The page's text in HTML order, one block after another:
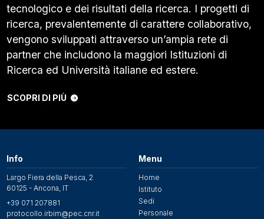
tecnologico e dei risultati della ricerca. I progetti di
ricerca, prevalentemente di carattere collaborativo,
vengono sviluppati attraverso un’ampia rete di
partner che includono la maggiori Istituzioni di
Ricerca ed Università italiane ed estere.
SCOPRI DI PIÙ
Info
Largo Fiera della Pesca, 2
60125 - Ancona, IT
+39 071 207881
protocollo.irbim@pec.cnr.it
Menu
Home
Istituto
Sedi
Personale